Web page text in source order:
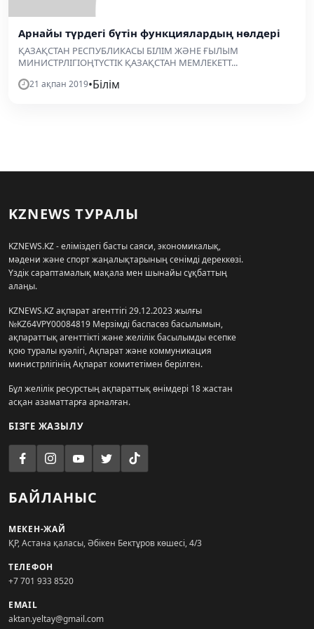
Арнайы түрдегі бүтін функциялардың нөлдері
ҚАЗАҚСТАН РЕСПУБЛИКАСЫ БІЛІМ ЖӘНЕ ҒЫЛЫМ
МИНИСТРЛІГІОҢТҮСТІК ҚАЗАҚСТАН МЕМЛЕКЕТТ...
21 ақпан 2019•Білім
KZNEWS ТУРАЛЫ
KZNEWS.KZ - еліміздегі басты саяси, экономикалық,
мәдени және спорт жаңалықтарының сенімді дереккөзі.
Үздік сараптамалық мақала мен шынайы сұқбаттың
алаңы.
KZNEWS.KZ ақпарат агенттігі 29.12.2023 жылғы
№KZ64VPY00084819 Мерзімді баспасөз басылымын,
ақпараттық агенттікті және желілік басылымды есепке
қою туралы куәлігі, Ақпарат және коммуникация
министрлігінің Ақпарат комитетімен берілген.
Бұл желілік ресурстың ақпараттық өнімдері 18 жастан
асқан азаматтарға арналған.
БІЗГЕ ЖАЗЫЛУ
БАЙЛАНЫС
МЕКЕН-ЖАЙ
ҚР, Астана қаласы, Әбікен Бектұров көшесі, 4/3
ТЕЛЕФОН
+7 701 933 8520
EMAIL
aktan.yeltay@gmail.com